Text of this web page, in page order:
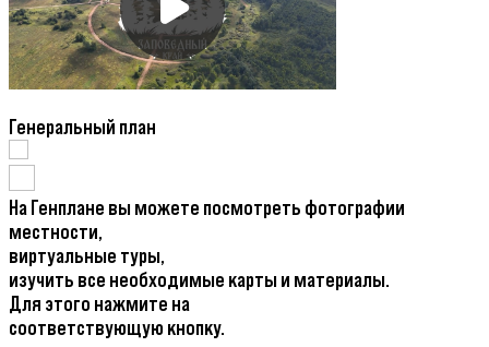
Генеральный план
На Генплане вы можете посмотреть фотографии
местности,
виртуальные туры,
изучить все необходимые карты и материалы.
Для этого нажмите на
соответствующую кнопку.